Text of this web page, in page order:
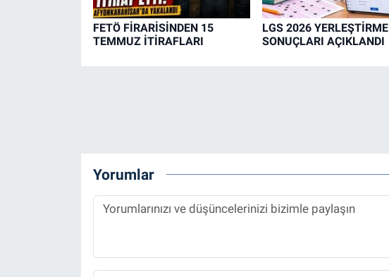
FETÖ FİRARİSİNDEN 15
TEMMUZ İTİRAFLARI
LGS 2026 YERLEŞTİRME
SONUÇLARI AÇIKLANDI
Yorumlar